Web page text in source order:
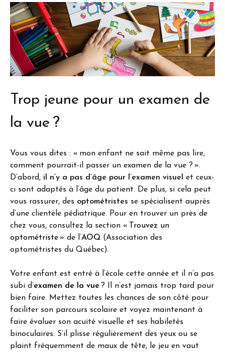
Trop jeune pour un examen de
la vue ?
Vous vous dites : « mon enfant ne sait même pas lire,
comment pourrait-il passer un examen de la vue ? ».
D’abord, il n’y a pas d’âge pour l’examen visuel et ceux-
ci sont adaptés à l’âge du patient. De plus, si cela peut
vous rassurer, des optométristes se spécialisent auprès
d’une clientèle pédiatrique. Pour en trouver un près de
chez vous, consultez la section «
Trouvez un
optométriste » de l’AOQ (Association des
optométristes du Québec).
Votre enfant est entré à l’école cette année et il n’a pas
subi d’examen de la vue? Il n’est jamais trop tard pour
bien faire. Mettez toutes les chances de son côté pour
faciliter son parcours scolaire et voyez maintenant à
faire évaluer son acuité visuelle et ses habiletés
binoculaires. S’il plisse régulièrement des yeux ou se
plaint fréquemment de maux de tête, le jeu en vaut